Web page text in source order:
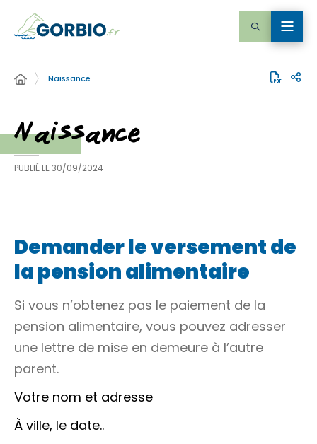
Naissance
Naissance
PUBLIÉ LE30/09/2024
Demander le versement de
la pension alimentaire
Si vous n’obtenez pas le paiement de la
pension alimentaire, vous pouvez adresser
une lettre de mise en demeure à l’autre
parent.
Votre nom et adresse
À ville, le date..